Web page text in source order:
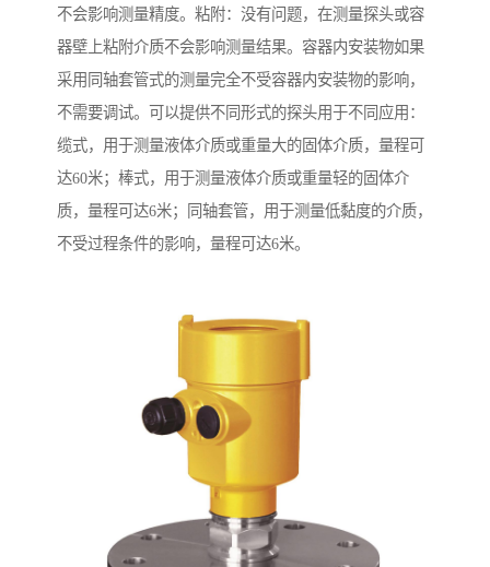
不会影响测量精度。粘附：没有问题，在测量探头或容
器壁上粘附介质不会影响测量结果。容器内安装物如果
采用同轴套管式的测量完全不受容器内安装物的影响，
不需要调试。可以提供不同形式的探头用于不同应用：
缆式，用于测量液体介质或重量大的固体介质，量程可
达60米；棒式，用于测量液体介质或重量轻的固体介
质，量程可达6米；同轴套管，用于测量低黏度的介质，
不受过程条件的影响，量程可达6米。